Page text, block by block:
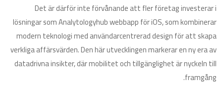
Det är därför inte förvånande att fler företag investerar i
lösningar som Analytologyhub webbapp för iOS, som kombinerar
modern teknologi med användarcentrerad design för att skapa
verkliga affärsvärden. Den här utvecklingen markerar en ny era av
datadrivna insikter, där mobilitet och tillgänglighet är nyckeln till
framgång.